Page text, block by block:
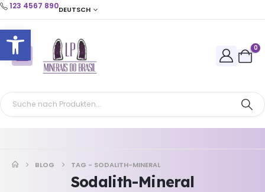
Open toolbar
123 4567 890DEUTSCH
0
BLOG TAG - SODALITH-MINERAL
Sodalith-Mineral